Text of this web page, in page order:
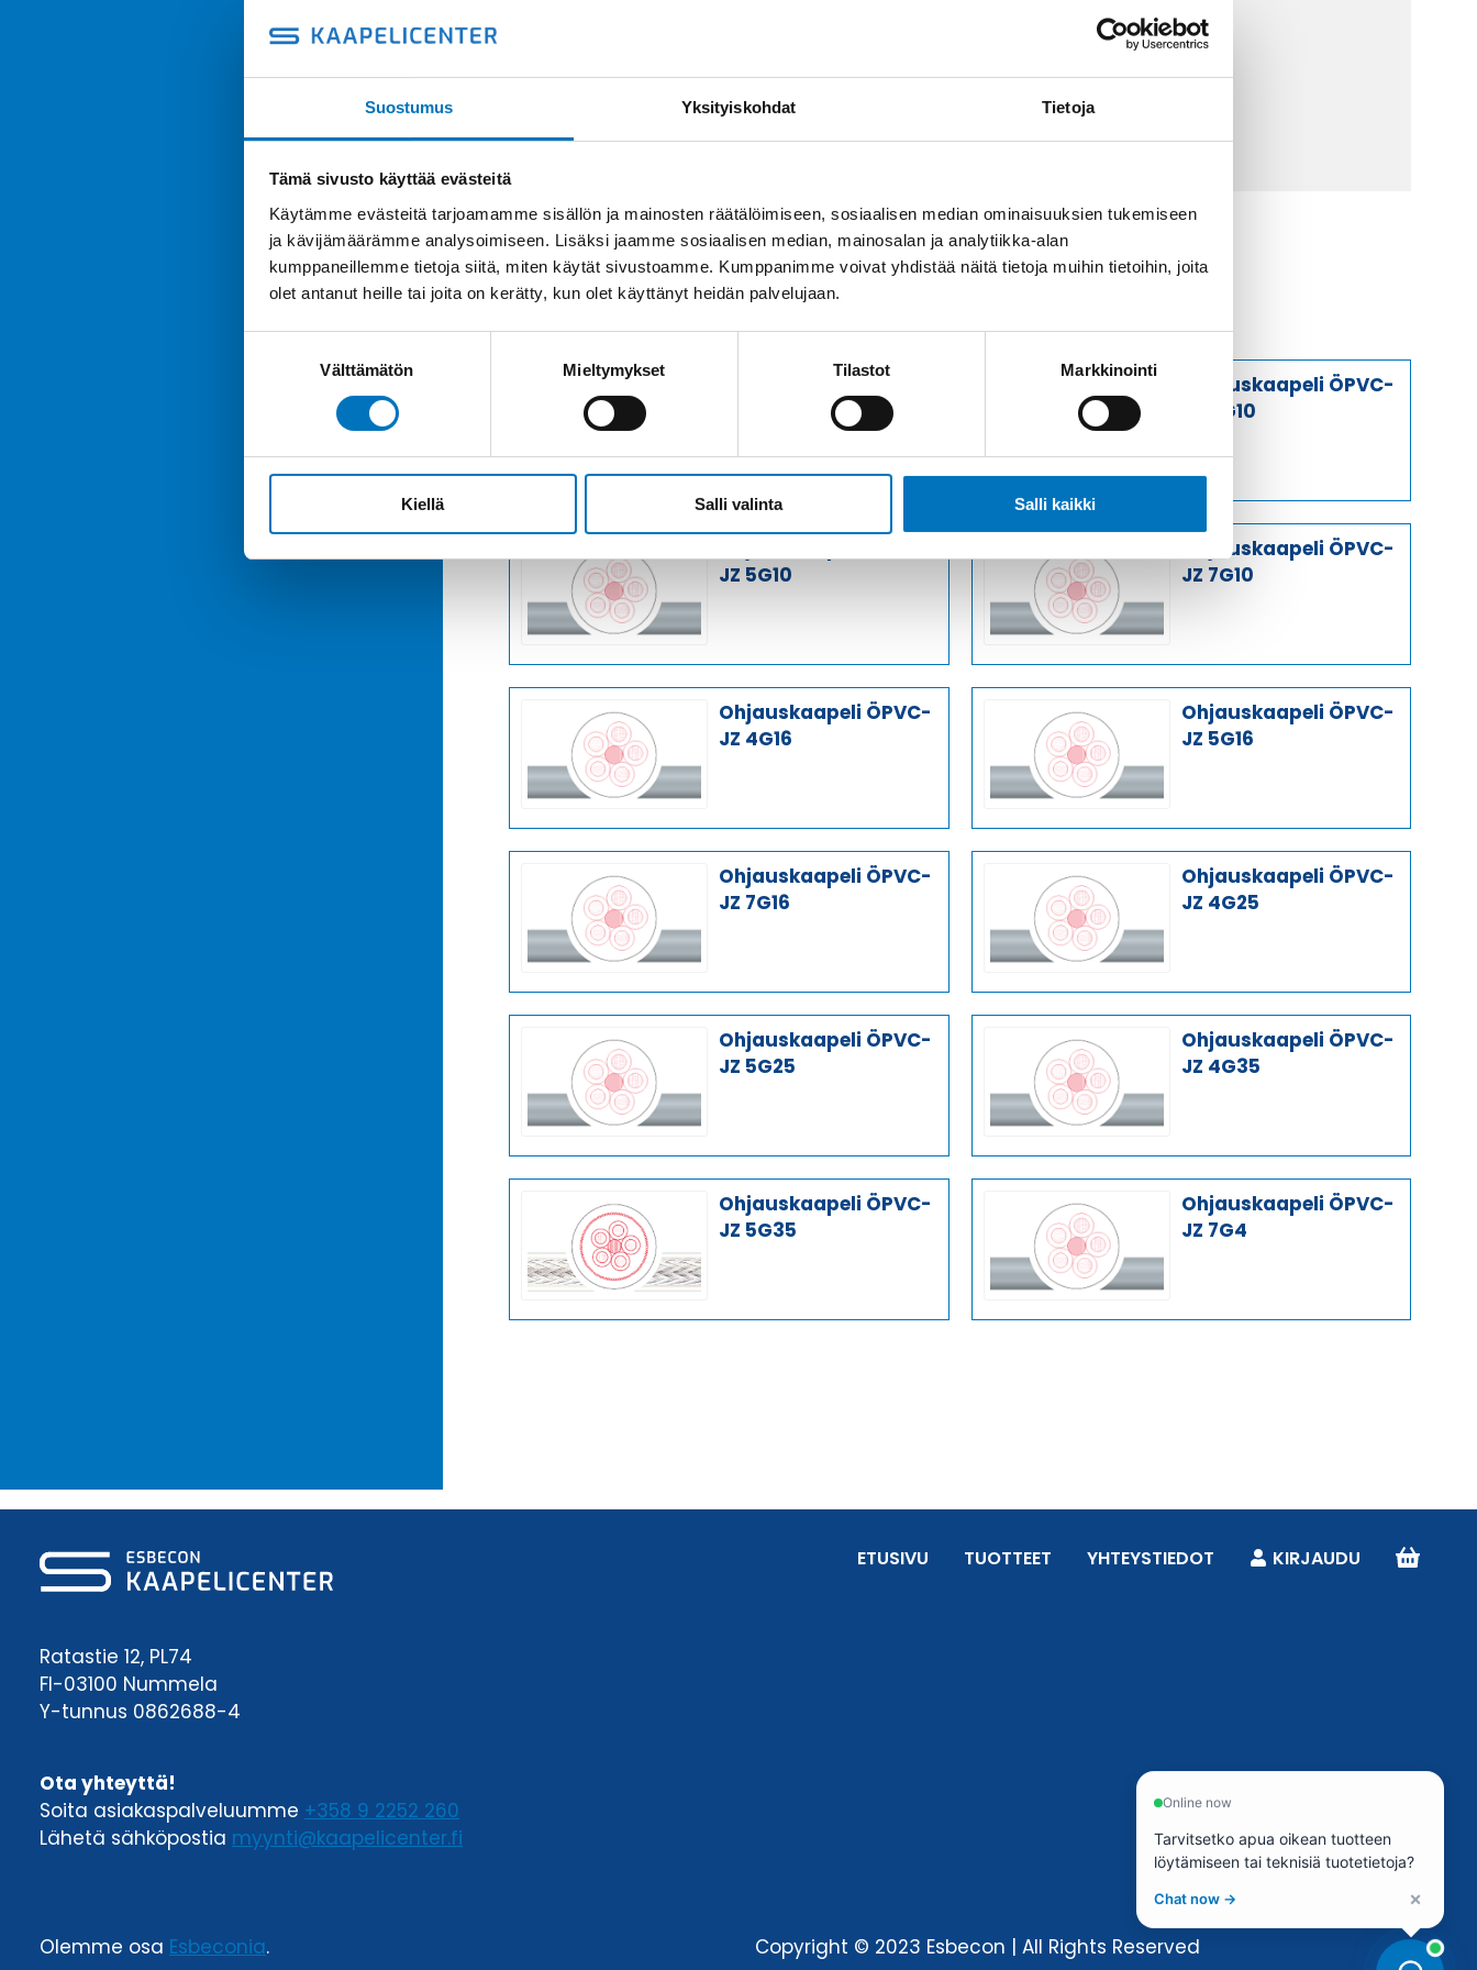
Suostumus Yksityiskohdat Tietoja
Tämä sivusto käyttää evästeitä
Käytämme evästeitä tarjoamamme sisällön ja mainosten räätälöimiseen, sosiaalisen median ominaisuuksien tukemiseen
ja kävijämäärämme analysoimiseen. Lisäksi jaamme sosiaalisen median, mainosalan ja analytiikka-alan
kumppaneillemme tietoja siitä, miten käytät sivustoamme. Kumppanimme voivat yhdistää näitä tietoja muihin tietoihin, joita
olet antanut heille tai joita on kerätty, kun olet käyttänyt heidän palvelujaan.
Välttämätön Mieltymykset Tilastot Markkinointi
Kiellä Salli valinta Salli kaikki
auttaa.
Tai lähetä sähköpostia
myynti@kaapelicenter.fi
Saman kaapelin eri versiot
Ohjauskaapeli ÖPVC-
Ohjauskaapeli ÖPVC-
JZ 4G10
JZ 5G10
Ohjauskaapeli ÖPVC-
JZ 7G10
Ohjauskaapeli ÖPVC-
JZ 4G16
Ohjauskaapeli ÖPVC-
JZ 5G16
Ohjauskaapeli ÖPVC-
JZ 7G16
Ohjauskaapeli ÖPVC-
JZ 4G25
Ohjauskaapeli ÖPVC-
JZ 5G25
Ohjauskaapeli ÖPVC-
JZ 4G35
Ohjauskaapeli ÖPVC-
JZ 5G35
Ohjauskaapeli ÖPVC-
JZ 7G4
Ratastie 12, PL74
FI-03100 Nummela
Y-tunnus 0862688-4
Ota yhteyttä!
Soita asiakaspalveluumme +358 9 2252 260
Lähetä sähköpostia myynti@kaapelicenter.fi
ETUSIVU TUOTTEET YHTEYSTIEDOT KIRJAUDU
Olemme osa Esbeconia. Copyright © 2023 Esbecon | All Rights Reserved
Online now
Tarvitsetko apua oikean tuotteen
löytämiseen tai teknisiä tuotetietoja?
Chat now → ×